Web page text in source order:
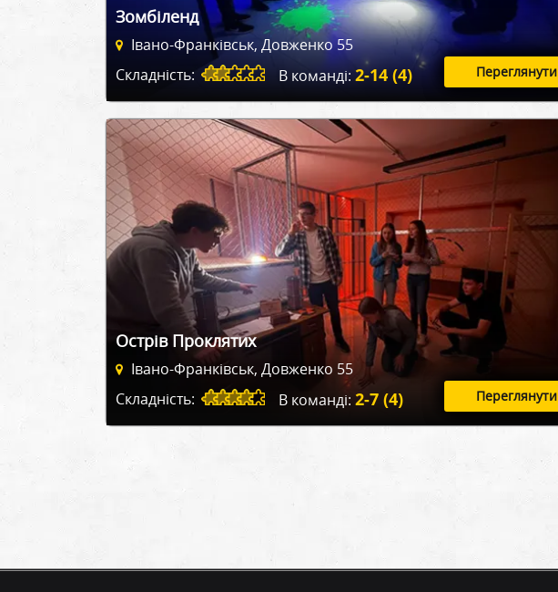
Зомбіленд
Івано-Франківськ, Довженко 55
Переглянути
Складність: В команді:2-14 (4)
Острів Проклятих
Івано-Франківськ, Довженко 55
Переглянути
Складність: В команді: 2-7 (4)